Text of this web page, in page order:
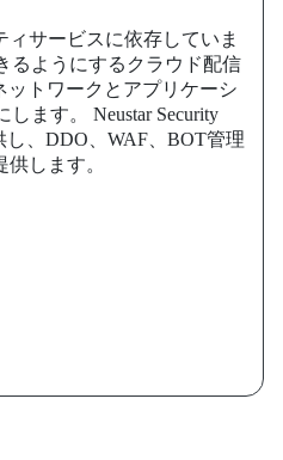
サービスに依存していま
るようにするクラウド配信
トワークとアプリケーシ
ます。 Neustar Security
、DDO、WAF、BOT管理
します。